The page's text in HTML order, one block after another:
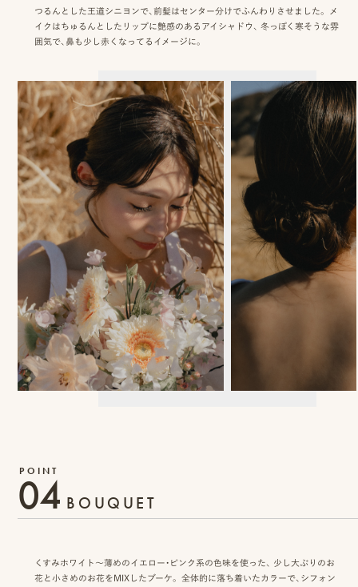
ク
で
相
談
お
問
合
せ/
込
み
つるんとした王道シニヨンで、前髪はセンター分けでふんわりさせました。 メ
イクはちゅるんとしたリップに艶感のあるアイシャドウ、 冬っぽく寒そうな雰
囲気で、鼻も少し赤くなってるイメージに。
04 BOUQUET
くすみホワイト〜薄めのイエロー・ピンク系の色味を使った、 少し大ぶりのお
花と小さめのお花をMIXしたブーケ。 全体的に落ち着いたカラーで、シフォン